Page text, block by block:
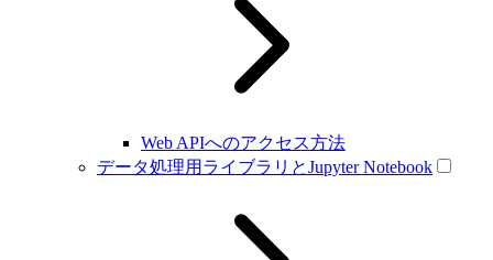
Web APIへのアクセス方法
データ処理用ライブラリとJupyter Notebook